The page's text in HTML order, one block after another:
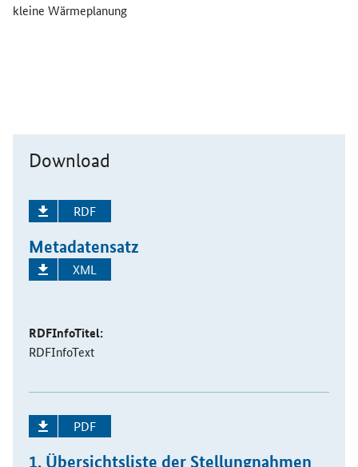
kleine Wärmeplanung
Download
RDF
Metadatensatz
XML
RDFInfoTitel:
RDFInfoText
PDF
1. Übersichtsliste der Stellungnahmen